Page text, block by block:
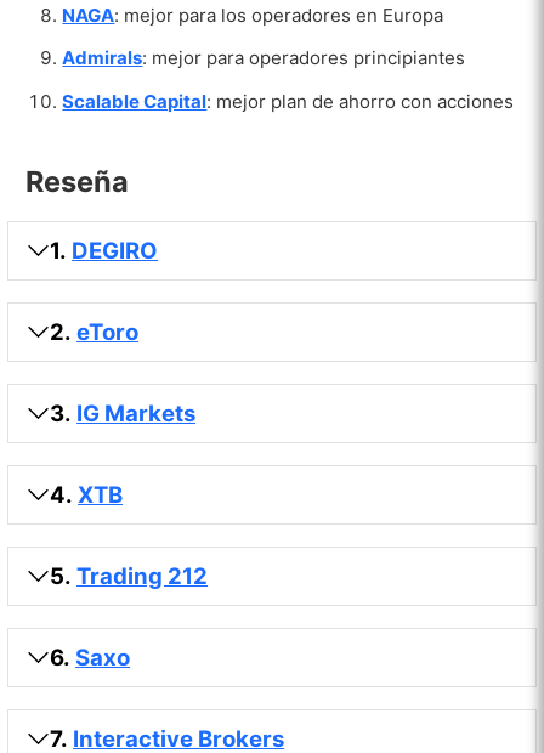
NAGA: mejor para los operadores en Europa
Admirals: mejor para operadores principiantes
Scalable Capital: mejor plan de ahorro con acciones
Reseña
1. DEGIRO
2.eToro
3. IG Markets
4.XTB
5.Trading 212
6.Saxo
7. Interactive Brokers